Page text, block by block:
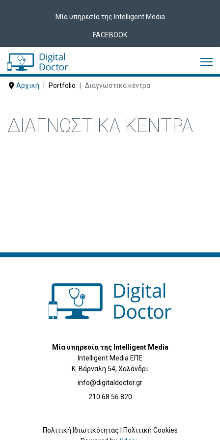
Μία υπηρεσία της Intelligent Media
FACEBOOK
Αρχική Portfolio Διαγνωστικά κέντρα
ΔΙΑΓΝΩΣΤΙΚΆ ΚΈΝΤΡΑ
Μία υπηρεσία της Intelligent Media
Intelligent Media ΕΠΕ
Κ. Βάρναλη 54, Χαλάνδρι
info@digitaldoctor.gr
210.68.56.820
Πολιτική Ιδιωτικότητας | Πολιτική Cookies